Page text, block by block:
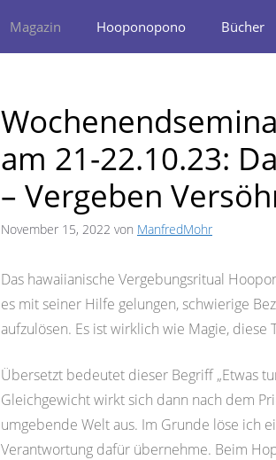
Magazin Hooponopono Bücher
am 21-22.10.23:
– Vergeben
November 15, 2022 von ManfredMohr
Das hawaiianische Vergebungsritual
es mit seiner Hilfe gelungen, schwierige
aufzulösen. Es ist wirklich wie Magie, diese
Übersetzt bedeutet dieser Begriff „Etwas
Gleichgewicht wirkt sich dann nach dem
umgebende Welt aus. Im Grunde löse ich
Verantwortung dafür übernehme. Beim